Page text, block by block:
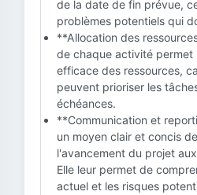
de la date de fin prévue,
problèmes potentiels qui
**Allocation des
de chaque activité permet
efficace des ressources,
peuvent prioriser les
échéances.
**Communication et
un moyen clair et concis
l'avancement du projet
Elle leur permet de
actuel et les risques